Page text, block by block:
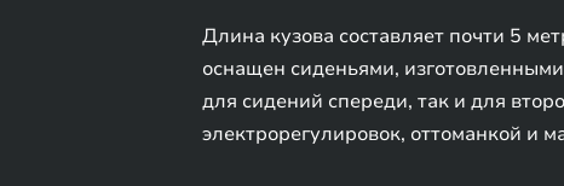
Длина кузова составляет почти 5
оснащен сиденьями,
для сидений спереди, так и для
электрорегулировок, оттоманкой и